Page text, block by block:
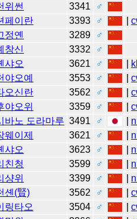
위썬 3341
♂
페이란 3393 ♂ |
정옌 3289
♂
창신 3332
♂
샤오 3621 ♂
야오예 3553 ♂ |
오신란 3562 ♂ |
야오위 3359 ♂ |
바노 도라마루 3491 ♂
웨이제 3621 ♂
샤오 3623 ♂
친청 3599 ♂
샹위 3399 ♂
셴(賢) 3562 ♂ |
링타오 3504 ♂ |